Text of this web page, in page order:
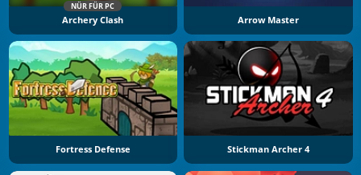
NÜR FÜR PC
Archery Clash Arrow Master
Fortress Defense Stickman Archer 4